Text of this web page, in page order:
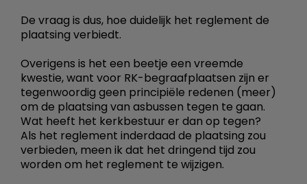
De vraag is dus, hoe duidelijk het reglement de
plaatsing verbiedt.
Overigens is het een beetje een vreemde
kwestie, want voor RK-begraafplaatsen zijn er
tegenwoordig geen principiële redenen (meer)
om de plaatsing van asbussen tegen te gaan.
Wat heeft het kerkbestuur er dan op tegen?
Als het reglement inderdaad de plaatsing zou
verbieden, meen ik dat het dringend tijd zou
worden om het reglement te wijzigen.